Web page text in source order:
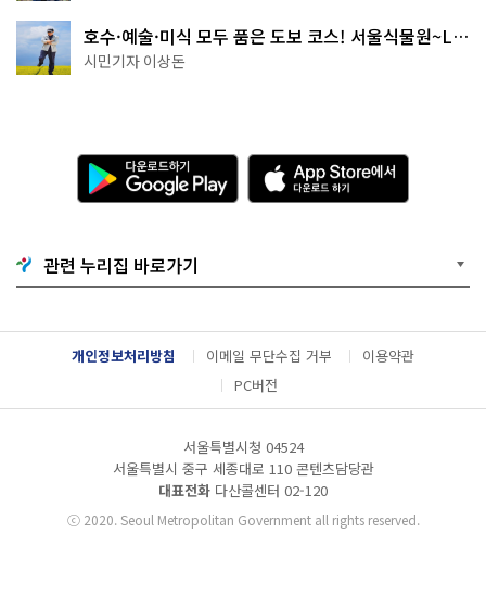
호수·예술·미식 모두 품은 도보 코스! 서울식물원~LG
아트센터~마곡테라스거리
시민기자 이상돈
다
운
로
기
G
o
g
l
e
A
p
p
e
서
다
운
관련 누리집 바로가기
개인정보처리방침 이메일 무단수집 거부
이용약관
PC버전
서울특별시청 04524
서울특별시 중구 세종대로 110 콘텐츠담당관
대표전화 다산콜센터 02-120
ⓒ2020. Seoul Metropolitan Government all rights reserved.